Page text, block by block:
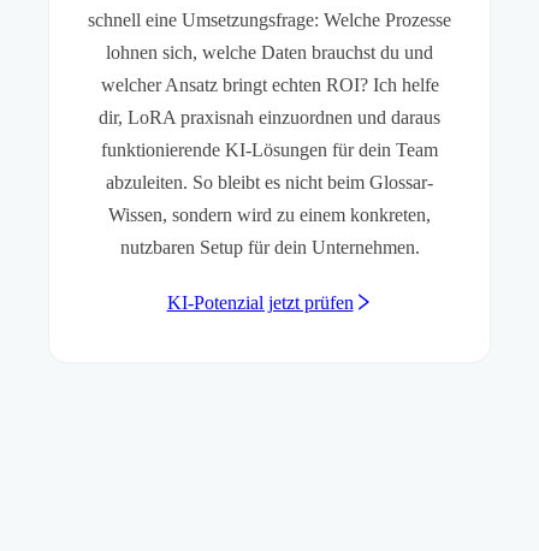
schnell eine Umsetzungsfrage: Welche Prozesse
lohnen sich, welche Daten brauchst du und
welcher Ansatz bringt echten ROI? Ich helfe
dir, LoRA praxisnah einzuordnen und daraus
funktionierende KI-Lösungen für dein Team
abzuleiten. So bleibt es nicht beim Glossar-
Wissen, sondern wird zu einem konkreten,
nutzbaren Setup für dein Unternehmen.
KI-Potenzial jetzt prüfen